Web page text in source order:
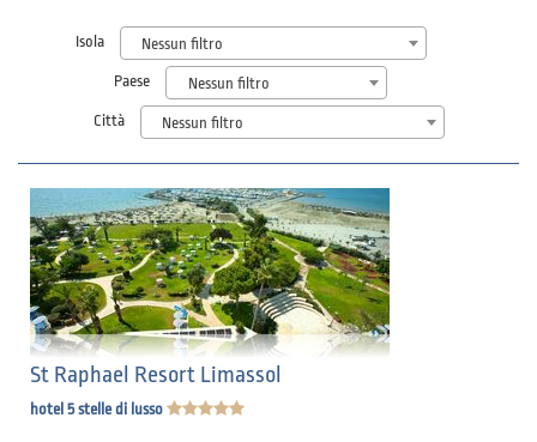
Isola Nessun filtro
Paese Nessun filtro
Città Nessun filtro
St Raphael Resort Limassol
hotel 5 stelle di lusso